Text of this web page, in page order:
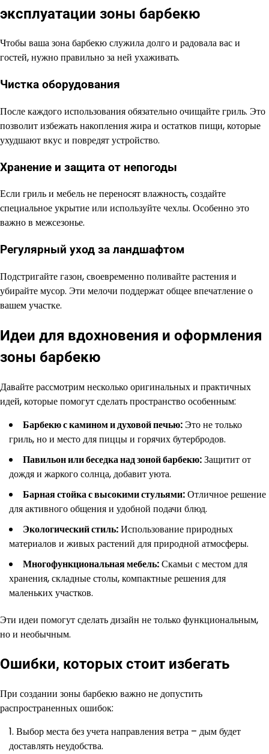
эксплуатации зоны барбекю
Чтобы ваша зона барбекю служила долго и радовала вас и
гостей, нужно правильно за ней ухаживать.
Чистка оборудования
После каждого использования обязательно очищайте гриль. Это
позволит избежать накопления жира и остатков пищи, которые
ухудшают вкус и повредят устройство.
Хранение и защита от непогоды
Если гриль и мебель не переносят влажность, создайте
специальное укрытие или используйте чехлы. Особенно это
важно в межсезонье.
Регулярный уход за ландшафтом
Подстригайте газон, своевременно поливайте растения и
убирайте мусор. Эти мелочи поддержат общее впечатление о
вашем участке.
Идеи для вдохновения и оформления
зоны барбекю
Давайте рассмотрим несколько оригинальных и практичных
идей, которые помогут сделать пространство особенным:
Барбекю с камином и духовой печью:Это не только
гриль, но и место для пиццы и горячих бутербродов.
Павильон или беседка над зоной барбекю:Защитит от
дождя и жаркого солнца, добавит уюта.
Барная стойка с высокими стульями:Отличное решение
для активного общения и удобной подачи блюд.
Экологический стиль:Использование природных
материалов и живых растений для природной атмосферы.
Многофункциональная мебель:Скамьи с местом для
хранения, складные столы, компактные решения для
маленьких участков.
Эти идеи помогут сделать дизайн не только функциональным,
но и необычным.
Ошибки, которых стоит избегать
При создании зоны барбекю важно не допустить
распространенных ошибок:
Выбор места без учета направления ветра – дым будет
доставлять неудобства.